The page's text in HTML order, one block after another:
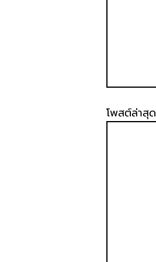
โพสต์ล่าสุด